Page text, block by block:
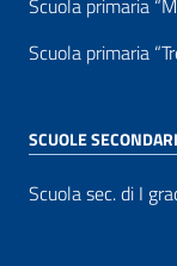
Scuola primaria
Scuola primaria
SCUOLE
Scuola sec. di I